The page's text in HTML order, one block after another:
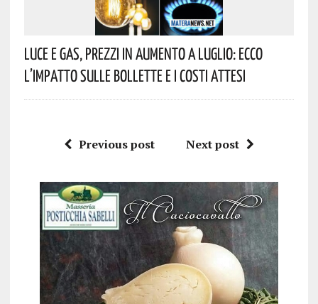
Luce E Gas, Prezzi In Aumento A Luglio: Ecco
L’impatto Sulle Bollette E I Costi Attesi
Previous post Next post